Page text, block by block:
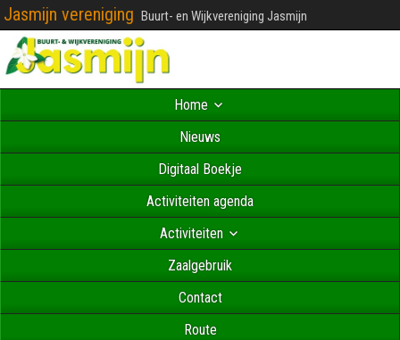
Jasmijn vereniging Buurt- en Wijkvereniging Jasmijn
Home
Nieuws
Digitaal Boekje
Activiteiten agenda
Activiteiten
Zaalgebruik
Contact
Route